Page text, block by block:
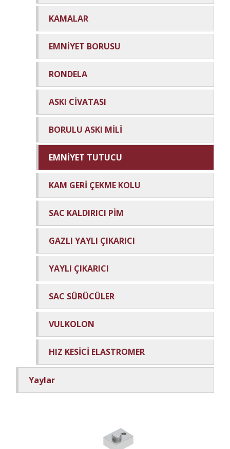
KAMALAR
EMNİYET BORUSU
RONDELA
ASKI CİVATASI
BORULU ASKI MİLİ
EMNİYET TUTUCU
KAM GERİ ÇEKME KOLU
SAC KALDIRICI PİM
GAZLI YAYLI ÇIKARICI
YAYLI ÇIKARICI
SAC SÜRÜCÜLER
VULKOLON
HIZ KESİCİ ELASTROMER
Yaylar